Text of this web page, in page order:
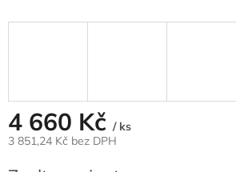
4 660 Kč / ks
3 851,24 Kč bez DPH